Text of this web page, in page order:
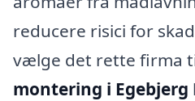
reducere risici for
vælge det rette firma
montering i Egebjerg